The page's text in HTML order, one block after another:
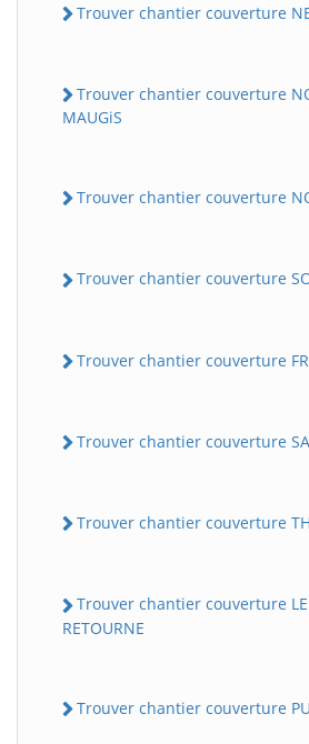
Trouver chantier couverture
Trouver chantier couverture
MAUGiS
Trouver chantier couverture
Trouver chantier couverture
Trouver chantier couverture
Trouver chantier couverture
Trouver chantier couverture
Trouver chantier couverture LE
RETOURNE
Trouver chantier couverture